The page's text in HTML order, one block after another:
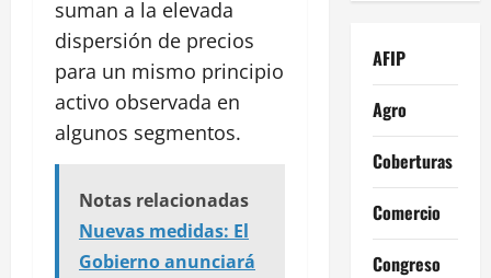
suman a la elevada
dispersión de precios
para un mismo principio
activo observada en
algunos segmentos.
Notas relacionadas
Nuevas medidas: El
Gobierno anunciará
AFIP
Agro
Coberturas
Comercio
Congreso